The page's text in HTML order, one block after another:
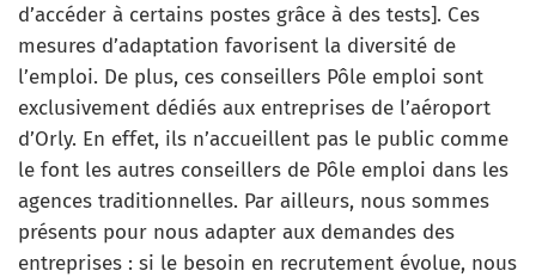
d’accéder à certains postes grâce à des tests]. Ces
mesures d’adaptation favorisent la diversité de
l’emploi. De plus, ces conseillers Pôle emploi sont
exclusivement dédiés aux entreprises de l’aéroport
d’Orly. En effet, ils n’accueillent pas le public comme
le font les autres conseillers de Pôle emploi dans les
agences traditionnelles. Par ailleurs, nous sommes
présents pour nous adapter aux demandes des
entreprises : si le besoin en recrutement évolue, nous